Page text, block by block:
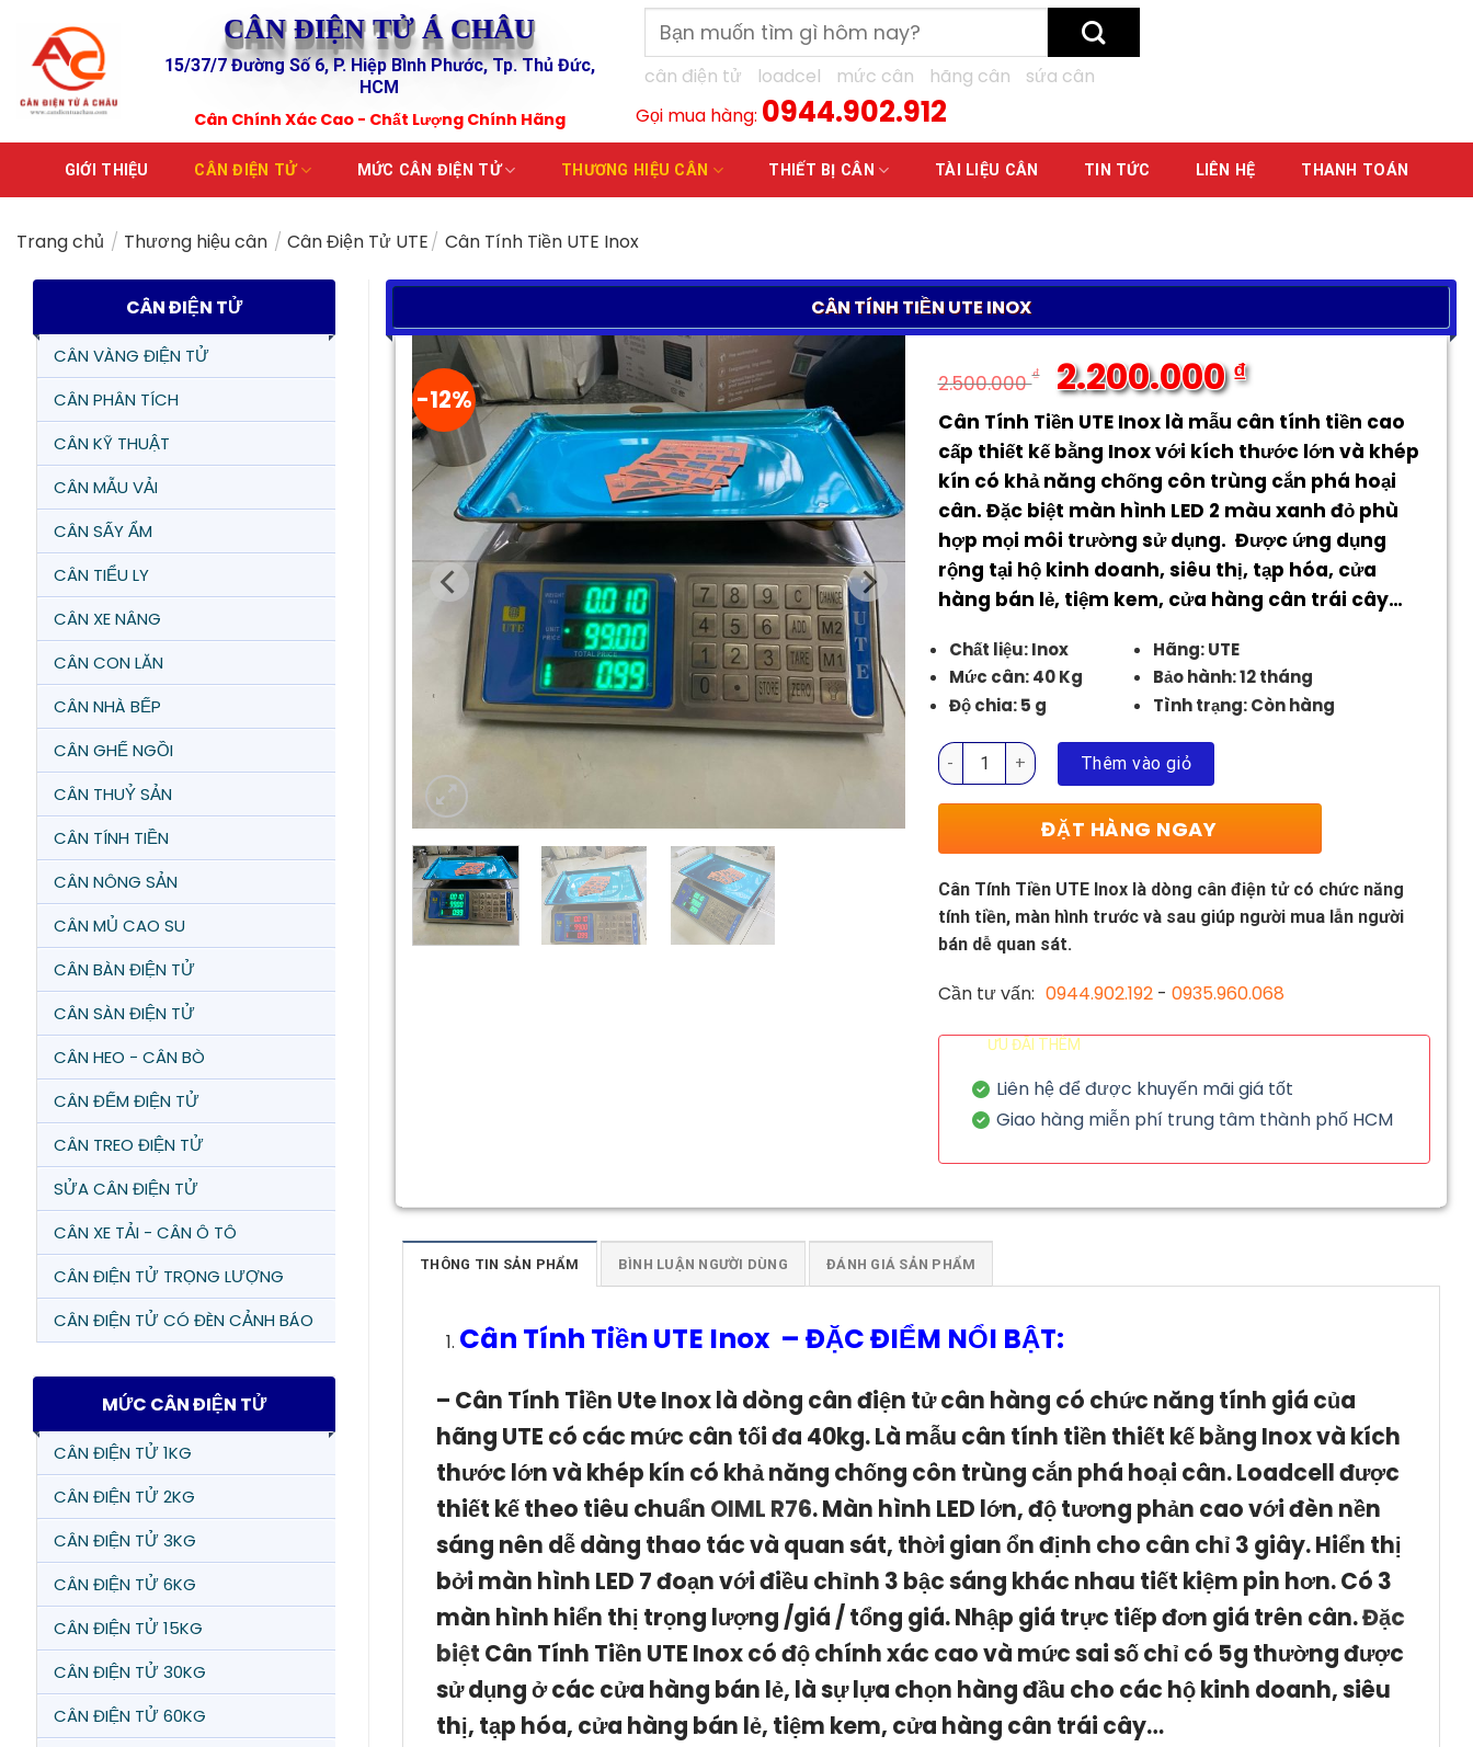
content
CÂN ĐIỆN TỬ Á CHÂU
15/37/7 Đường Số 6, P. Hiệp Bình Phước, Tp. Thủ Đức,
HCM
Cân Chính Xác Cao - Chất Lượng Chính Hãng
Tìm
kiếm:
cân điện tử
loadcel mức cân hãng cân
sứa cân
Gọi mua hàng: 0944.902.912
GIỚI THIỆU CÂN ĐIỆN TỬ MỨC CÂN ĐIỆN TỬ THƯƠNG HIỆU CÂN THIẾT BỊ CÂN TÀI LIỆU CÂN TIN TỨC LIÊN HỆ THANH TOÁN
Trang chủ / Thương hiệu cân / Cân Điện Tử UTE/ Cân Tính Tiền UTE Inox
CÂN ĐIỆN TỬ
CÂN VÀNG ĐIỆN TỬ
CÂN PHÂN TÍCH
CÂN KỸ THUẬT
CÂN MẪU VẢI
CÂN SẤY ẨM
CÂN TIỂU LY
CÂN XE NÂNG
CÂN CON LĂN
CÂN NHÀ BẾP
CÂN GHẾ NGỒI
CÂN THUỶ SẢN
CÂN TÍNH TIỀN
CÂN NÔNG SẢN
CÂN MỦ CAO SU
CÂN BÀN ĐIỆN TỬ
CÂN SÀN ĐIỆN TỬ
CÂN HEO - CÂN BÒ
CÂN ĐẾM ĐIỆN TỬ
CÂN TREO ĐIỆN TỬ
SỬA CÂN ĐIỆN TỬ
CÂN XE TẢI - CÂN Ô TÔ
CÂN ĐIỆN TỬ TRỌNG LƯỢNG
CÂN ĐIỆN TỬ CÓ ĐÈN CẢNH BÁO
MỨC CÂN ĐIỆN TỬ
CÂN ĐIỆN TỬ 1KG
CÂN ĐIỆN TỬ 2KG
CÂN ĐIỆN TỬ 3KG
CÂN ĐIỆN TỬ 6KG
CÂN ĐIỆN TỬ 15KG
CÂN ĐIỆN TỬ 30KG
CÂN ĐIỆN TỬ 60KG
CÂN TÍNH TIỀN UTE INOX
-12% 2.500.000₫
Giá
gốc
là:
2.500.000 ₫.
2.200.000₫
Giá
hiện
tại
là:
2.200.000 ₫.
Cân Tính Tiền UTE Inox là mẫu cân tính tiền cao
cấp thiết kế bằng Inox với kích thước lớn và khép
kín có khả năng chống côn trùng cắn phá hoại
cân. Đặc biệt màn hình LED 2 màu xanh đỏ phù
hợp mọi môi trường sử dụng. Được ứng dụng
rộng tại hộ kinh doanh, siêu thị, tạp hóa, cửa
hàng bán lẻ, tiệm kem, cửa hàng cân trái cây…
Chất liệu: Inox
Mức cân: 40 Kg
Độ chia: 5 g
Hãng: UTE
Bảo hành: 12 tháng
Tình trạng: Còn hàng
Cân Tính Tiền UTE Inox số lượng
Thêm vào giỏ
ĐẶT HÀNG NGAY
Cân Tính Tiền UTE Inox là dòng cân điện tử có chức năng
tính tiền, màn hình trước và sau giúp người mua lẫn người
bán dễ quan sát.
Cần tư vấn: 0944.902.192- 0935.960.068
ƯU ĐÃI THÊM
Liên hệ để được khuyến mãi giá tốt
Giao hàng miễn phí trung tâm thành phố HCM
THÔNG TIN SẢN PHẨM BÌNH LUẬN NGƯỜI DÙNG ĐÁNH GIÁ SẢN PHẨM
Cân Tính Tiền UTE Inox – ĐẶC ĐIỂM NỔI BẬT:
– Cân Tính Tiền Ute Inoxlà dòng cân điện tử cân hàng có chức năng tính giá của
hãng UTE có các mức cân tối đa 40kg. Là mẫu cân tính tiền thiết kế bằng Inox và kích
thước lớn và khép kín có khả năng chống côn trùng cắn phá hoại cân. Loadcell được
thiết kế theo tiêu chuẩn OIML R76. Màn hình LED lớn, độ tương phản cao với đèn nền
sáng nên dễ dàng thao tác và quan sát, thời gian ổn định cho cân chỉ 3 giây. Hiển thị
bởi màn hình LED 7 đoạn với điều chỉnh 3 bậc sáng khác nhau tiết kiệm pin hơn. Có 3
màn hình hiển thị trọng lượng /giá / tổng giá. Nhập giá trực tiếp đơn giá trên cân.Đặc
biệt Cân Tính Tiền UTE Inoxcó độ chính xác cao và mức sai số chỉ có 5g thường được
sử dụng ở các cửa hàng bán lẻ, là sự lựa chọn hàng đầu cho các hộ kinh doanh, siêu
thị, tạp hóa, cửa hàng bán lẻ, tiệm kem, cửa hàng cân trái cây…